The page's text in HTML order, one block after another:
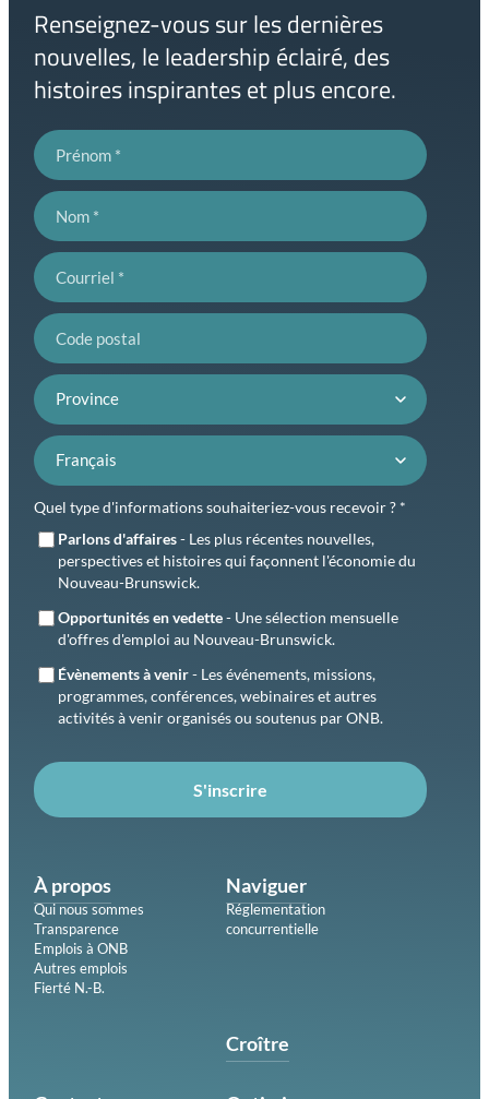
Renseignez-vous sur les dernières
nouvelles, le leadership éclairé, des
histoires inspirantes et plus encore.
Prénom
Nom
Courriel
Code postal
Province
Préférence de langue
Quel type d'informations souhaiteriez-vous recevoir ? *
Parlons d'affaires- Les plus récentes nouvelles,
perspectives et histoires qui façonnent l'économie du
Nouveau-Brunswick.
Opportunités en vedette- Une sélection mensuelle
d'offres d'emploi au Nouveau-Brunswick.
Évènements à venir- Les événements, missions,
programmes, conférences, webinaires et autres
activités à venir organisés ou soutenus par ONB.
S'inscrire
Naviguer
Réglementation
concurrentielle
Croître
À propos
Qui nous sommes
Transparence
Emplois à ONB
Autres emplois
Fierté N.-B.